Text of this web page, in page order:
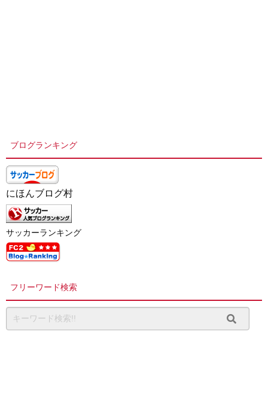
ブログランキング
にほんブログ村
サッカーランキング
フリーワード検索